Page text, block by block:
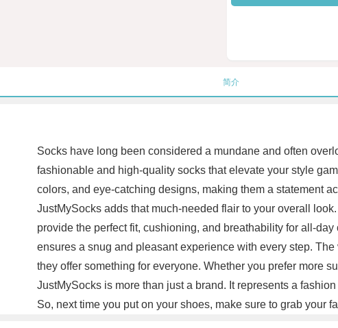
简介
Socks have long been considered a mundane and often
fashionable and high-quality socks that elevate your style
colors, and eye-catching designs, making them a statement
JustMySocks adds that much-needed flair to your overall
provide the perfect fit, cushioning, and breathability for all-
ensures a snug and pleasant experience with every step.
they offer something for everyone. Whether you prefer more
JustMySocks is more than just a brand. It represents a
So, next time you put on your shoes, make sure to grab your